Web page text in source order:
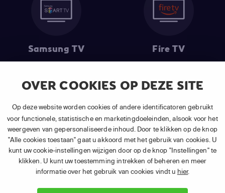
OVER COOKIES OP DEZE SITE
Op deze website worden cookies of andere identificatoren gebruikt
voor functionele, statistische en marketingdoeleinden, alsook voor het
weergeven van gepersonaliseerde inhoud. Door te klikken op de knop
"Alle cookies toestaan" gaat u akkoord met het gebruik van cookies. U
kunt uw cookie-instellingen wijzigen door op de knop "Instellingen" te
klikken. U kunt uw toestemming intrekken of beheren en meer
informatie over het gebruik van cookies vindt u hier.
Samsung TV Fire TV
(1) De eerste 30 dagen gratis: Geldig op alle nieuwe abonnementen
van APP TV Light, Basic of Plus.
(2) Prijs abonnement : Incl. BTW.
(3) Restart & Replayis beschikbaar voorvolgende zendersafhankelijk
van je gekozen pakket.